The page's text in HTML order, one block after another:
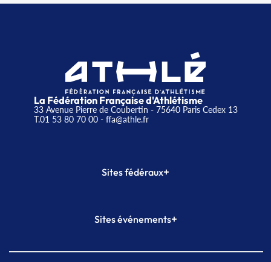
La Fédération Française d'Athlétisme
33 Avenue Pierre de Coubertin - 75640 Paris Cedex 13
T.01 53 80 70 00- ffa@athle.fr
Sites fédéraux+
Plateforme Formation
Sites événements+
Meeting de Paris indoor